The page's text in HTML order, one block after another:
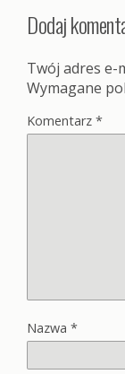
Dodaj
Twój adres e-
Wymagane
Komentarz *
Nazwa *